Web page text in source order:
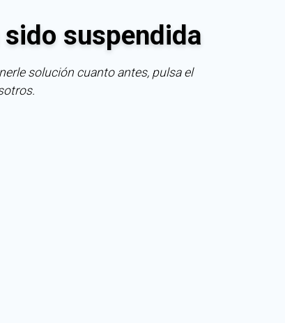
suspendida
solución cuanto antes, pulsa el